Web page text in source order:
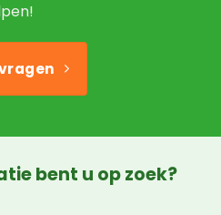
bent u op zoek?